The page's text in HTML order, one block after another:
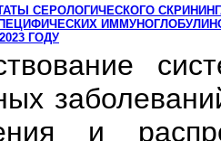
СЕРОЛОГИЧЕСКОГО
ГОДУ
и